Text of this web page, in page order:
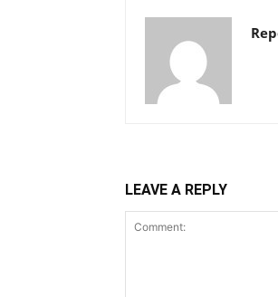
LEAVE A REPLY